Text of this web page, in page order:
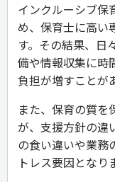
インクルーシブ保
め、保育士に高い
す。その結果、日
備や情報収集に時
負担が増すことが
また、保育の質を
が、支援方針の違
の食い違いや業務
トレス要因となり